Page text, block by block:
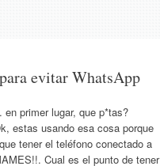
evitar WhatsApp
primer lugar, que p*tas?
estas usando esa cosa porque
tener el teléfono conectado a
Cual es el punto de tener